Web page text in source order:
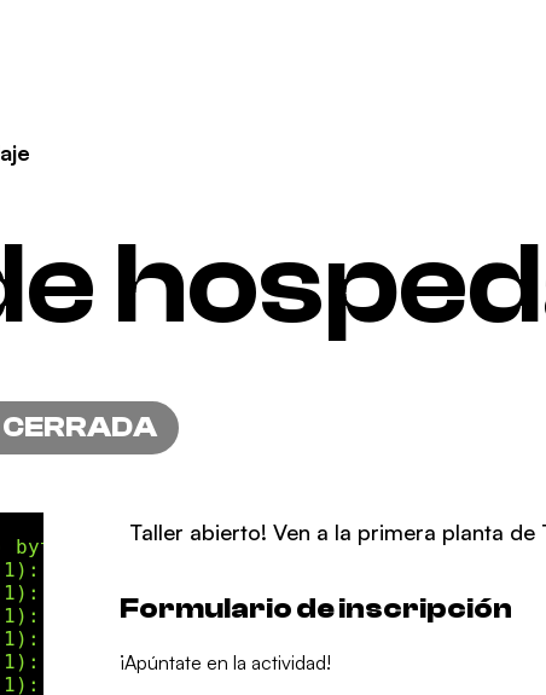
CERRADA
Taller abierto! Ven a la primera planta
Formulario de inscripción
¡Apúntate en la actividad!